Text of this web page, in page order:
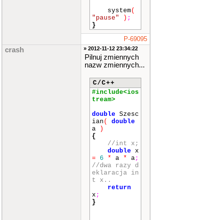
system(
"pause"
) ;
}
P-69095
crash » 2012-11-12 23:34:22
Pilnuj zmiennych
nazw zmiennych...
C/C++
#include<ios
tream>
double Szesc
ian (
double
a
)
{
//int x;
double x
=
6 * a * a;
//dwa razy d
eklaracja in
t x..
return
x ;
}